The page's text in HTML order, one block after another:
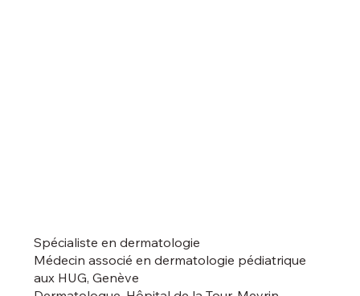
Spécialiste en dermatologie
Médecin associé en dermatologie pédiatrique
aux HUG, Genève